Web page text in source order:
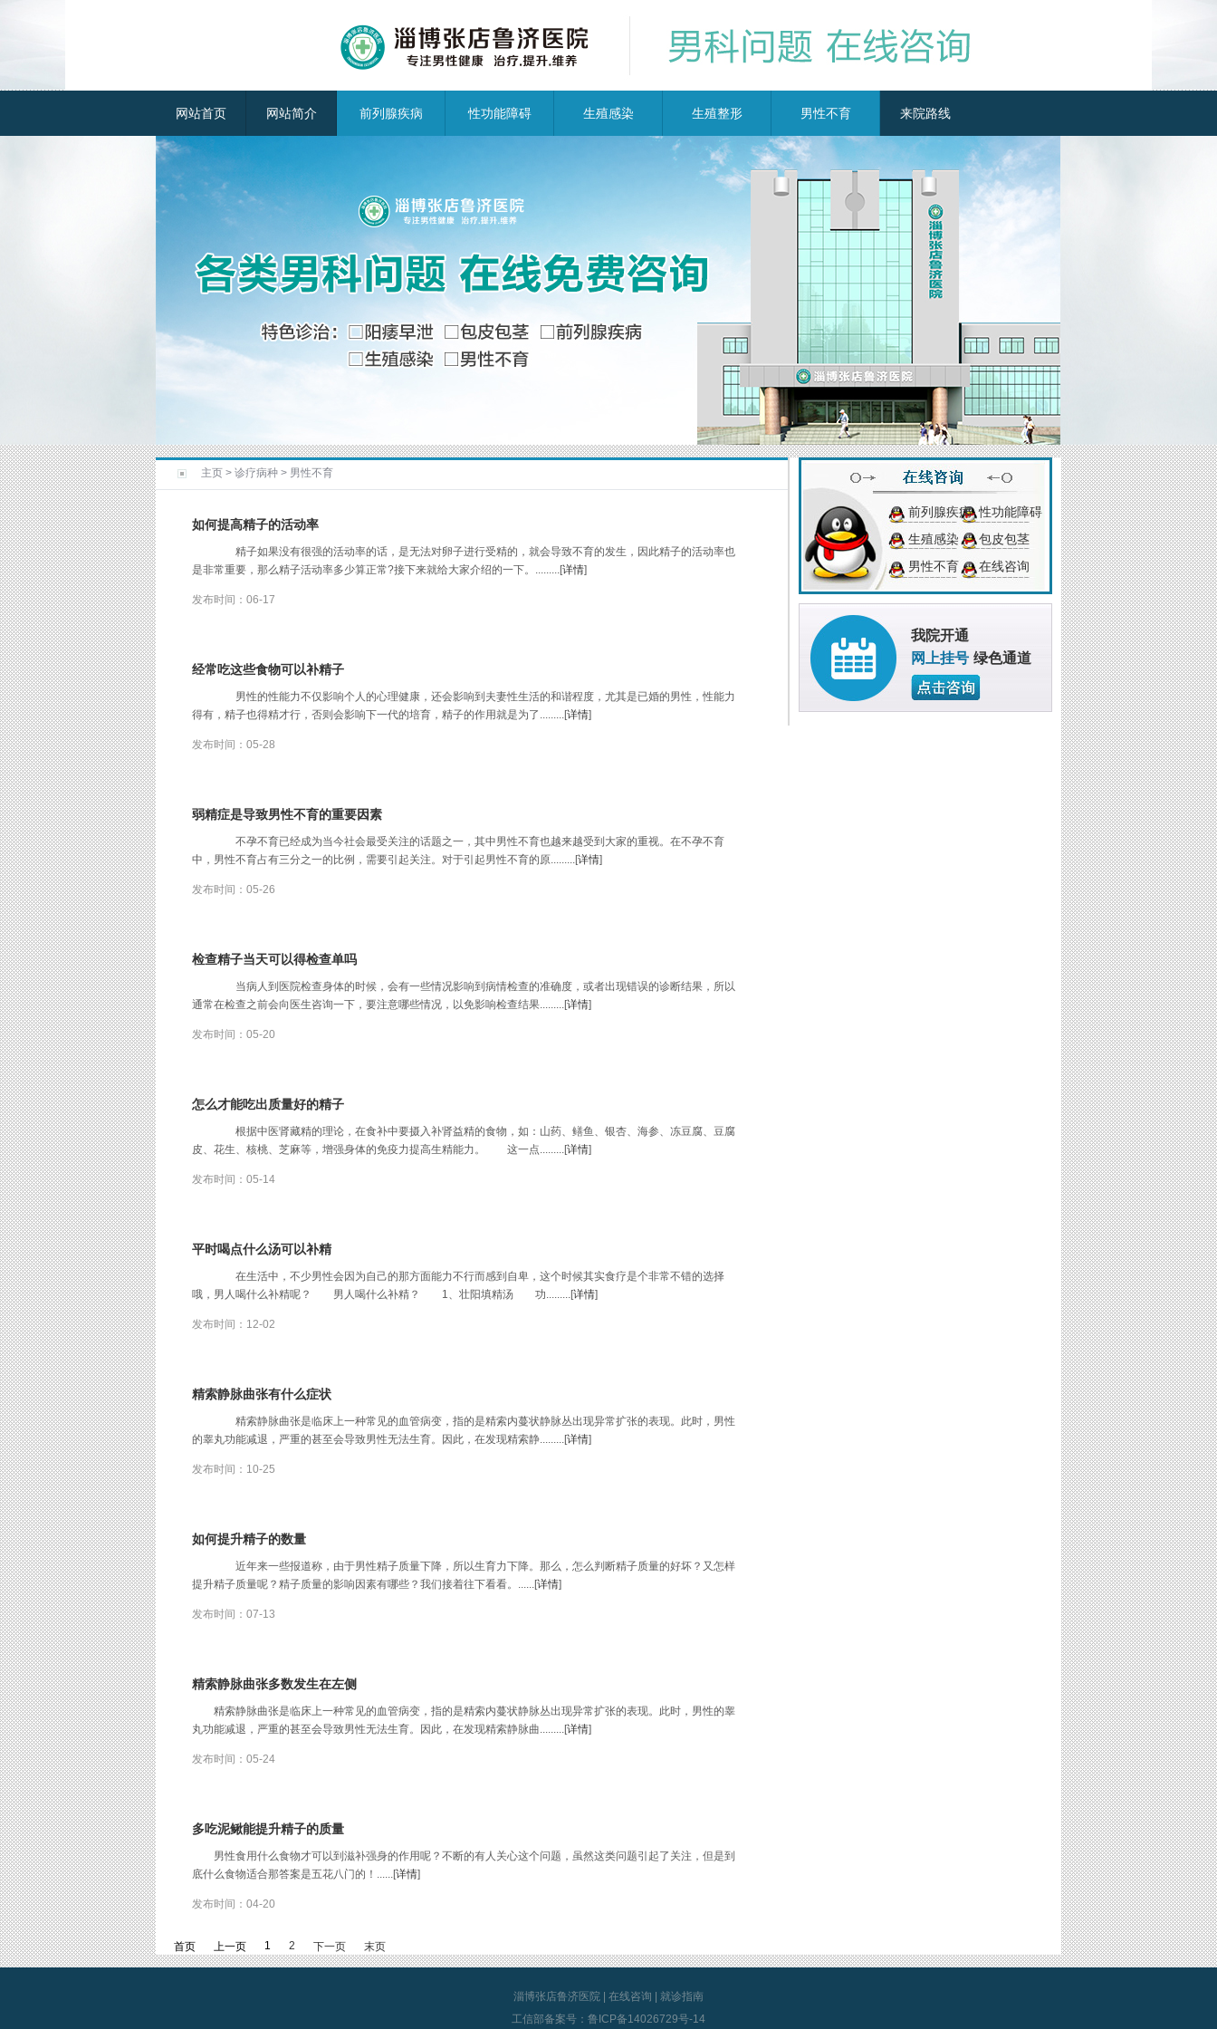
网站首页 网站简介 前列腺疾病 性功能障碍 生殖感染 生殖整形 男性不育 来院路线
主页 > 诊疗病种 > 男性不育
如何提高精子的活动率
精子如果没有很强的活动率的话，是无法对卵子进行受精的，就会导致不育的发生，因此精子的活动率也
是非常重要，那么精子活动率多少算正常?接下来就给大家介绍的一下。.........[详情]
发布时间：06-17
经常吃这些食物可以补精子
男性的性能力不仅影响个人的心理健康，还会影响到夫妻性生活的和谐程度，尤其是已婚的男性，性能力
得有，精子也得精才行，否则会影响下一代的培育，精子的作用就是为了.........[详情]
发布时间：05-28
弱精症是导致男性不育的重要因素
不孕不育已经成为当今社会最受关注的话题之一，其中男性不育也越来越受到大家的重视。在不孕不育
中，男性不育占有三分之一的比例，需要引起关注。对于引起男性不育的原.........[详情]
发布时间：05-26
检查精子当天可以得检查单吗
当病人到医院检查身体的时候，会有一些情况影响到病情检查的准确度，或者出现错误的诊断结果，所以
通常在检查之前会向医生咨询一下，要注意哪些情况，以免影响检查结果.........[详情]
发布时间：05-20
怎么才能吃出质量好的精子
根据中医肾藏精的理论，在食补中要摄入补肾益精的食物，如：山药、鳝鱼、银杏、海参、冻豆腐、豆腐
皮、花生、核桃、芝麻等，增强身体的免疫力提高生精能力。 这一点.........[详情]
发布时间：05-14
平时喝点什么汤可以补精
在生活中，不少男性会因为自己的那方面能力不行而感到自卑，这个时候其实食疗是个非常不错的选择
哦，男人喝什么补精呢？ 男人喝什么补精？ 1、壮阳填精汤 功.........[详情]
发布时间：12-02
精索静脉曲张有什么症状
精索静脉曲张是临床上一种常见的血管病变，指的是精索内蔓状静脉丛出现异常扩张的表现。此时，男性
的睾丸功能减退，严重的甚至会导致男性无法生育。因此，在发现精索静.........[详情]
发布时间：10-25
如何提升精子的数量
近年来一些报道称，由于男性精子质量下降，所以生育力下降。那么，怎么判断精子质量的好坏？又怎样
提升精子质量呢？精子质量的影响因素有哪些？我们接着往下看看。......[详情]
发布时间：07-13
精索静脉曲张多数发生在左侧
精索静脉曲张是临床上一种常见的血管病变，指的是精索内蔓状静脉丛出现异常扩张的表现。此时，男性的睾
丸功能减退，严重的甚至会导致男性无法生育。因此，在发现精索静脉曲.........[详情]
发布时间：05-24
多吃泥鳅能提升精子的质量
男性食用什么食物才可以到滋补强身的作用呢？不断的有人关心这个问题，虽然这类问题引起了关注，但是到
底什么食物适合那答案是五花八门的！......[详情]
发布时间：04-20
首页 上一页 1 2 下一页 末页
前列腺疾病 性功能障碍
生殖感染
包皮包茎
男性不育
在线咨询
我院开通
网上挂号 绿色通道
淄博张店鲁济医院 在线咨询
就诊指南
工信部备案号： 鲁ICP备14026729号-14